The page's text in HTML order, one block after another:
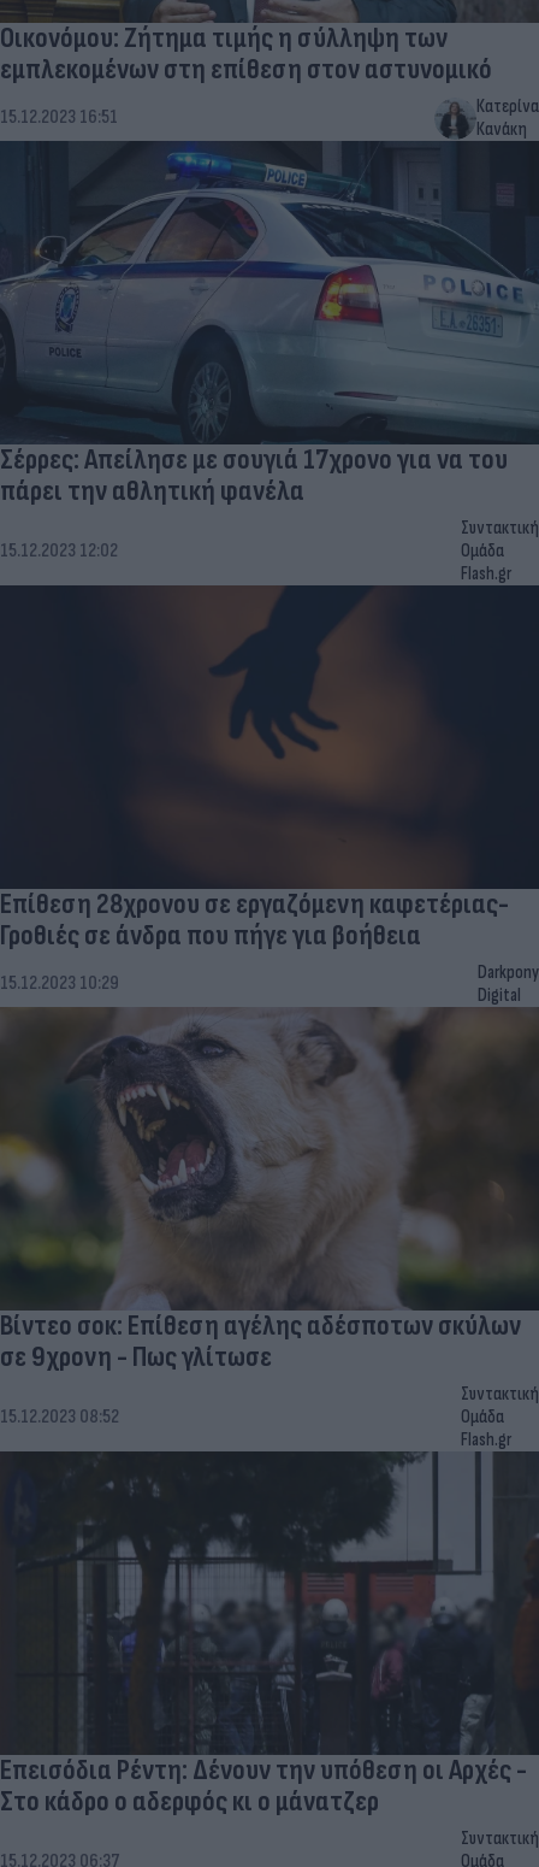
Οικονόμου: Ζήτημα τιμής η σύλληψη των
εμπλεκομένων στη επίθεση στον αστυνομικό
15.12.2023 16:51
Κατερίνα
Κανάκη
Σέρρες: Απείλησε με σουγιά 17χρονο για να του
πάρει την αθλητική φανέλα
15.12.2023 12:02
Συντακτική
Ομάδα
Flash.gr
Επίθεση 28χρονου σε εργαζόμενη καφετέριας-
Γροθιές σε άνδρα που πήγε για βοήθεια
15.12.2023 10:29
Darkpony
Digital
Βίντεο σοκ: Επίθεση αγέλης αδέσποτων σκύλων
σε 9χρονη - Πως γλίτωσε
15.12.2023 08:52
Συντακτική
Ομάδα
Flash.gr
Επεισόδια Ρέντη: Δένουν την υπόθεση οι Αρχές -
Στο κάδρο ο αδερφός κι ο μάνατζερ
15.12.2023 06:37
Συντακτική
Ομάδα